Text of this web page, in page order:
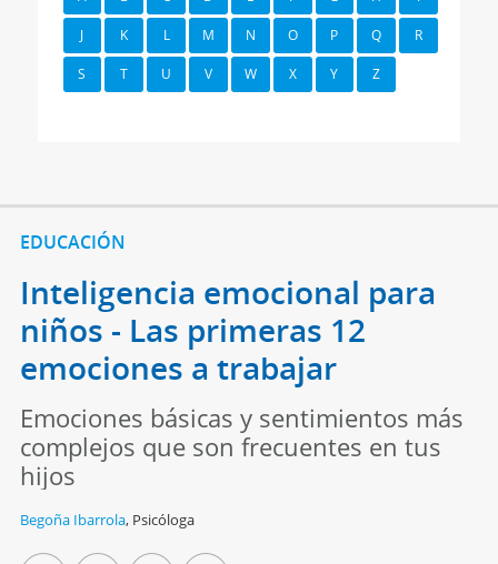
J K L M N O P Q R
S T U V W X Y Z
EDUCACIÓN
Inteligencia emocional para
niños - Las primeras 12
emociones a trabajar
Emociones básicas y sentimientos más
complejos que son frecuentes en tus
hijos
Begoña Ibarrola, Psicóloga